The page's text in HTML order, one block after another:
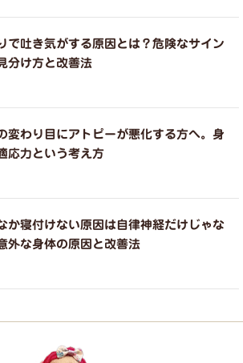
で吐き気がする原因とは？危険なサイン
分け方と改善法
変わり目にアトピーが悪化する方へ。身
応力という考え方
か寝付けない原因は自律神経だけじゃな
外な身体の原因と改善法